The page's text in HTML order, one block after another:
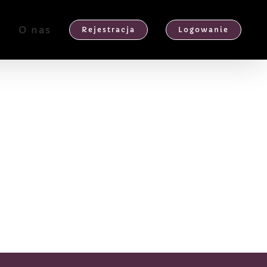
O nas Rejestracja Logowanie